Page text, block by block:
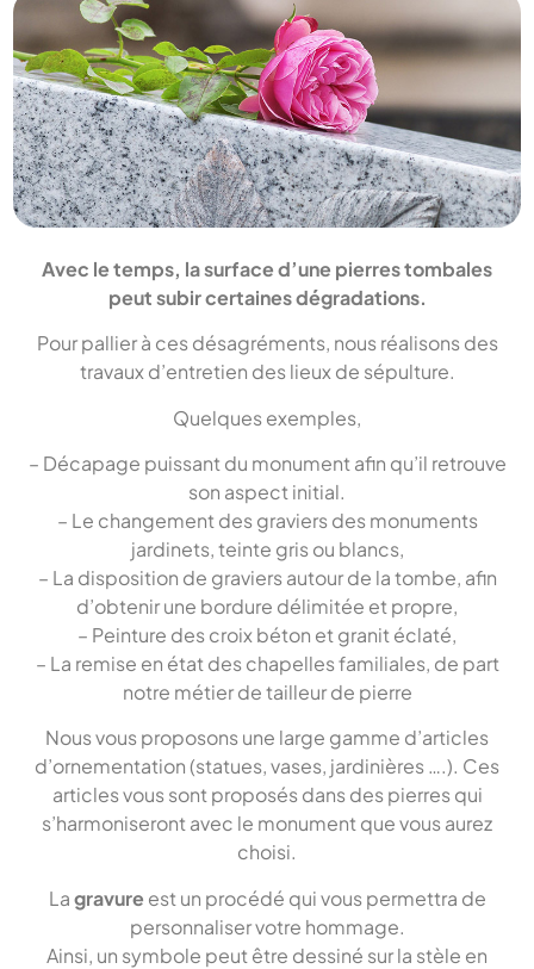
Avec le temps, la surface d’une pierres tombales
peut subir certaines dégradations.
Pour pallier à ces désagréments, nous réalisons des
travaux d’entretien des lieux de sépulture.
Quelques exemples,
– Décapage puissant du monument afin qu’il retrouve
son aspect initial.
– Le changement des graviers des monuments
jardinets, teinte gris ou blancs,
– La disposition de graviers autour de la tombe, afin
d’obtenir une bordure délimitée et propre,
– Peinture des croix béton et granit éclaté,
– La remise en état des chapelles familiales, de part
notre métier de tailleur de pierre
Nous vous proposons une large gamme d’articles
d’ornementation (statues, vases, jardinières ….). Ces
articles vous sont proposés dans des pierres qui
s’harmoniseront avec le monument que vous aurez
choisi.
Lagravure est un procédé qui vous permettra de
personnaliser votre hommage.
Ainsi, un symbole peut être dessiné sur la stèle en